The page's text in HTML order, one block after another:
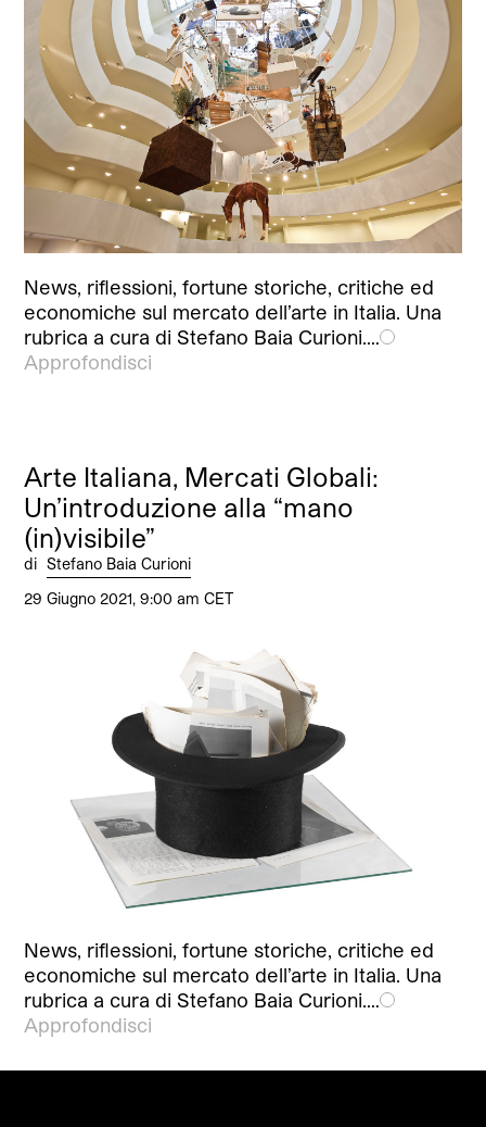
News, riflessioni, fortune storiche, critiche ed
economiche sul mercato dell’arte in Italia. Una
rubrica a cura di Stefano Baia Curioni.…
Approfondisci
Arte Italiana, Mercati Globali:
Un’introduzione alla “mano
(in)visibile”
di Stefano Baia Curioni
29 Giugno 2021, 9:00 am CET
News, riflessioni, fortune storiche, critiche ed
economiche sul mercato dell’arte in Italia. Una
rubrica a cura di Stefano Baia Curioni.…
Approfondisci